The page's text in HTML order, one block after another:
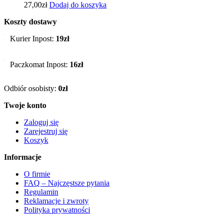
27,00zł Dodaj do koszyka
Koszty dostawy
Kurier Inpost: 19zł
Paczkomat Inpost: 16zł
Odbiór osobisty: 0zł
Twoje konto
Zaloguj się
Zarejestruj się
Koszyk
Informacje
O firmie
FAQ – Najczęstsze pytania
Regulamin
Reklamacje i zwroty
Polityka prywatności